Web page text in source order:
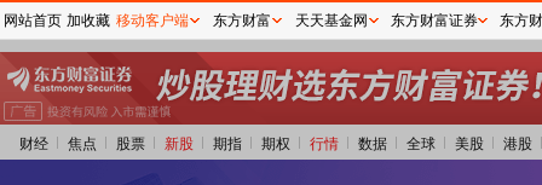
财经 焦点 股票 新股 期指 期权 行情 数据 全球 美股 港股
网站首页 加收藏 移动客户端 东方财富 天天基金网 东方财富证券 东方